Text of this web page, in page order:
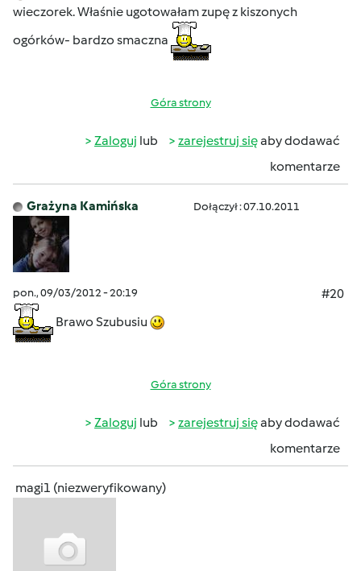
wieczorek. Właśnie ugotowałam zupę z kiszonych
ogórków- bardzo smaczna
Góra strony
Zaloguj lub zarejestruj sięaby dodawać
komentarze
Grażyna Kamińska Dołączył : 07.10.2011
pon., 09/03/2012 - 20:19
#20
Brawo Szubusiu
Góra strony
Zaloguj lub zarejestruj sięaby dodawać
komentarze
magi1 (niezweryfikowany)